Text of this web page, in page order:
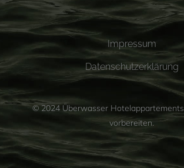
Impressum
Datenschutzerklärung
© 2024 Überwasser Hotelappartements
vorbereiten.